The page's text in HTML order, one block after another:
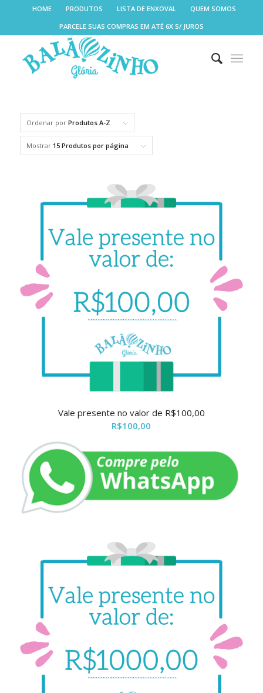
HOME PRODUTOS LISTA DE ENXOVAL
QUEM SOMOS
PARCELE SUAS COMPRAS EM ATÉ 6X S/ JUROS
Ordenar por Produtos A-Z
Mostrar 15 Produtos por página
Vale presente no valor de R$100,00
R$100,00